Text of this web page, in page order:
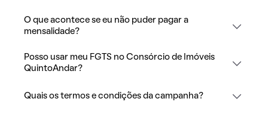
O que acontece se eu não puder pagar a
mensalidade?
Posso usar meu FGTS no Consórcio de Imóveis
QuintoAndar?
Quais os termos e condições da campanha?